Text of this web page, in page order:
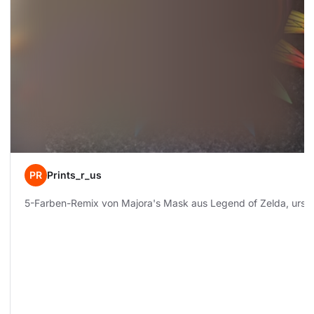
PR Prints_r_us
5-Farben-Remix von Majora's Mask aus Legend of Zelda,